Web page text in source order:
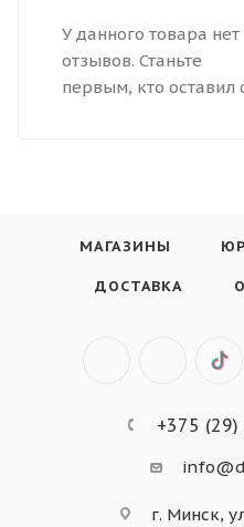
У данного товара нет
отзывов. Станьте
первым, кто оставил
МАГАЗИНЫ
ДОСТАВКА
+375
г. Минск,